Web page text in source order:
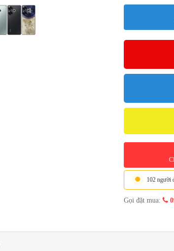
102 người
Gọi đặt mua: